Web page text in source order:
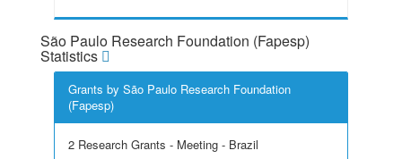
São Paulo Research Foundation (Fapesp)
Statistics
Grants by São Paulo Research Foundation
(Fapesp)
2 Research Grants - Meeting - Brazil